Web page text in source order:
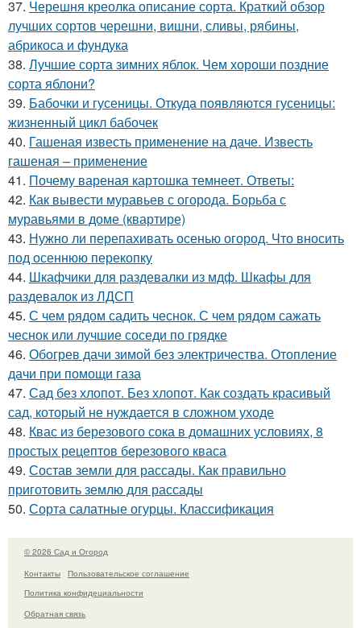
37. Черешня креолка описание сорта. Краткий обзор
лучших сортов черешни, вишни, сливы, рябины,
абрикоса и фундука
38. Лучшие сорта зимних яблок. Чем хороши поздние
сорта яблони?
39. Бабочки и гусеницы. Откуда появляются гусеницы:
жизненный цикл бабочек
40. Гашеная известь применение на даче. Известь
гашеная – применение
41. Почему вареная картошка темнеет. Ответы:
42. Как вывести муравьев с огорода. Борьба с
муравьями в доме (квартире)
43. Нужно ли перепахивать осенью огород. Что вносить
под осеннюю перекопку
44. Шкафчики для раздевалки из мдф. Шкафы для
раздевалок из ЛДСП
45. С чем рядом садить чеснок. С чем рядом сажать
чеснок или лучшие соседи по грядке
46. Обогрев дачи зимой без электричества. Отопление
дачи при помощи газа
47. Сад без хлопот. Без хлопот. Как создать красивый
сад, который не нуждается в сложном уходе
48. Квас из березового сока в домашних условиях, 8
простых рецептов березового кваса
49. Состав земли для рассады. Как правильно
приготовить землю для рассады
50. Сорта салатные огурцы. Классификация
© 2026 Сад и Огород
Контакты
Пользовательское соглашение
Политика конфидециальности
Обратная связь